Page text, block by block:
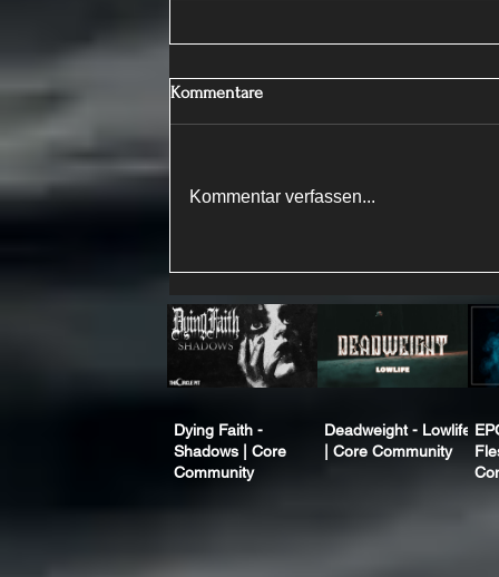
Kommentare
Kommentar verfassen...
Dying Faith -
Shadows | Core
Community
Deadweight - Lowlife
| Core Community